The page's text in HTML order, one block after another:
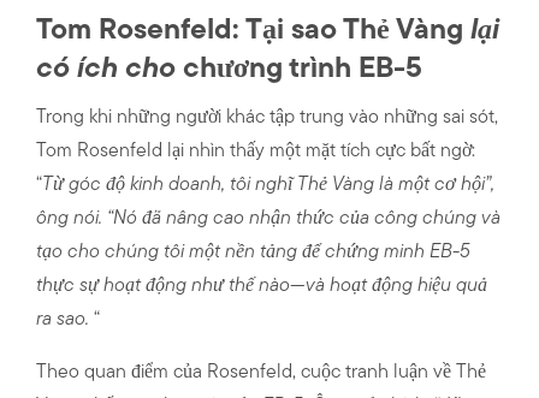
Tom Rosenfeld: Tại sao Thẻ Vàng lại
có ích chochương trình EB-5
Trong khi những người khác tập trung vào những sai sót,
Tom Rosenfeld lại nhìn thấy một mặt tích cực bất ngờ:
“Từ góc độ kinh doanh, tôi nghĩ Thẻ Vàng là một cơ hội”,
ông nói. “Nó đã nâng cao nhận thức của công chúng và
tạo cho chúng tôi một nền tảng để chứng minh EB-5
thực sự hoạt động như thế nào—và hoạt động hiệu quả
ra sao. “
Theo quan điểm của Rosenfeld, cuộc tranh luận về Thẻ